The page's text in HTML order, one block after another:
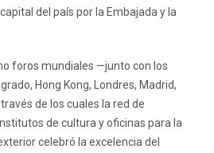
del país por la Embajada y la
foros mundiales —junto con los
Hong Kong, Londres, Madrid,
de los cuales la red de
de cultura y oficinas para la
celebró la excelencia del